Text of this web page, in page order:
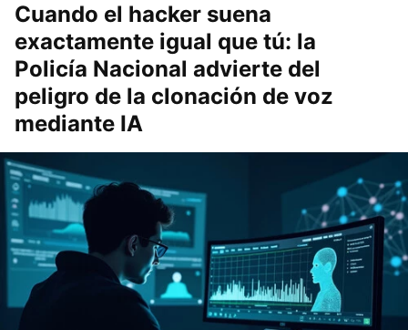
Cuando el hacker suena
exactamente igual que tú: la
Policía Nacional advierte del
peligro de la clonación de voz
mediante IA